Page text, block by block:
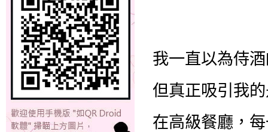
我一直以為侍
但真正吸引我
在高級餐廳，